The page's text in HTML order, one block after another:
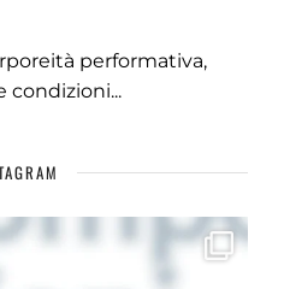
performativa,
condizioni...